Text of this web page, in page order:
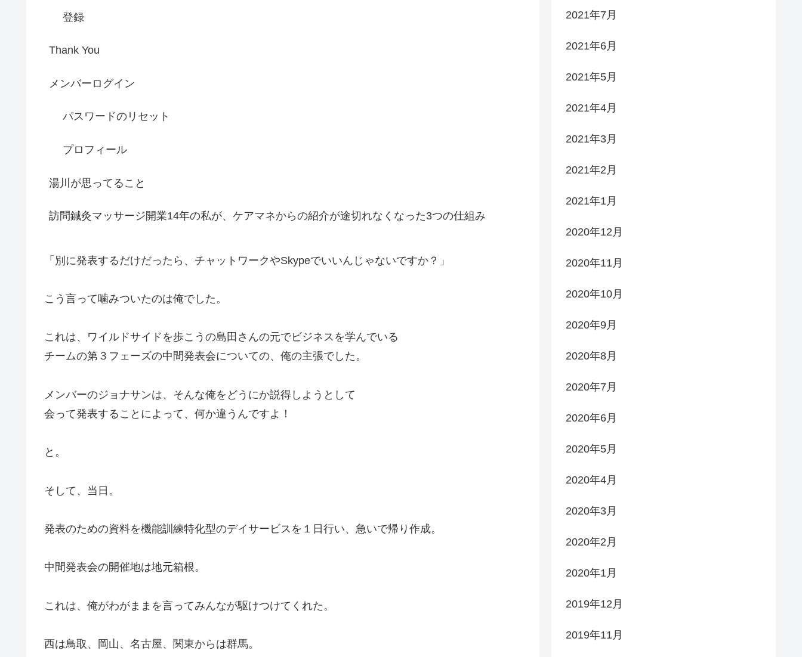
登録
Thank You
メンバーログイン
パスワードのリセット
プロフィール
湯川が思ってること
訪問鍼灸マッサージ開業14年の私が、ケアマネからの紹介が途切れなくなった3つの仕組み
「別に発表するだけだったら、チャットワークやSkypeでいいんじゃないですか？」
こう言って噛みついたのは俺でした。
これは、ワイルドサイドを歩こうの島田さんの元でビジネスを学んでいる
チームの第３フェーズの中間発表会についての、俺の主張でした。
メンバーのジョナサンは、そんな俺をどうにか説得しようとして
会って発表することによって、何か違うんですよ！
と。
そして、当日。
発表のための資料を機能訓練特化型のデイサービスを１日行い、急いで帰り作成。
中間発表会の開催地は地元箱根。
これは、俺がわがままを言ってみんなが駆けつけてくれた。
西は鳥取、岡山、名古屋、関東からは群馬。
2021年7月
2021年6月
2021年5月
2021年4月
2021年3月
2021年2月
2021年1月
2020年12月
2020年11月
2020年10月
2020年9月
2020年8月
2020年7月
2020年6月
2020年5月
2020年4月
2020年3月
2020年2月
2020年1月
2019年12月
2019年11月